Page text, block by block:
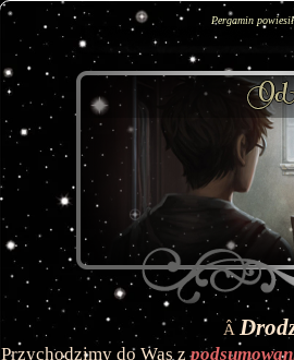
Pergamin
Â
Przychodzimy do Was z